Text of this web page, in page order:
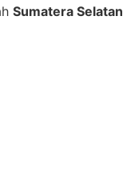
Sumatera Selatan